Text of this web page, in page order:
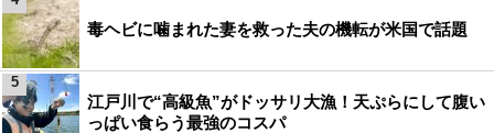
毒ヘビに噛まれた妻を救った夫の機転が米国で話題
江戸川で“高級魚”がドッサリ大漁！天ぷらにして腹い
っぱい食らう最強のコスパ
5